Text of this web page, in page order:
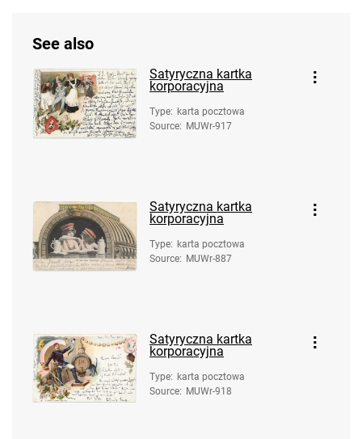
See also
Satyryczna kartka
korporacyjna
Type: karta pocztowa
Source: MUWr-917
Satyryczna kartka
korporacyjna
Type: karta pocztowa
Source: MUWr-887
Satyryczna kartka
korporacyjna
Type: karta pocztowa
Source: MUWr-918